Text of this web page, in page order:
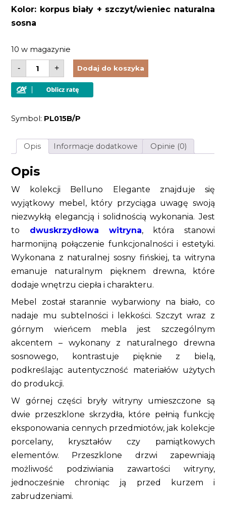
Kolor: korpus biały + szczyt/wieniec naturalna
sosna
10 w magazynie
-
ilość
Witryna
drewniana
2-
drzwiowa
sosna
biały
+ Dodaj do koszyka
Symbol: PL015B/P
Opis Informacje dodatkowe Opinie (0)
Opis
W kolekcji Belluno Elegante znajduje się
wyjątkowy mebel, który przyciąga uwagę swoją
niezwykłą elegancją i solidnością wykonania. Jest
to dwuskrzydłowa witryna, która stanowi
harmonijną połączenie funkcjonalności i estetyki.
Wykonana z naturalnej sosny fińskiej, ta witryna
emanuje naturalnym pięknem drewna, które
dodaje wnętrzu ciepła i charakteru.
Mebel został starannie wybarwiony na biało, co
nadaje mu subtelności i lekkości. Szczyt wraz z
górnym wieńcem mebla jest szczególnym
akcentem – wykonany z naturalnego drewna
sosnowego, kontrastuje pięknie z bielą,
podkreślając autentyczność materiałów użytych
do produkcji.
W górnej części bryły witryny umieszczone są
dwie przeszklone skrzydła, które pełnią funkcję
eksponowania cennych przedmiotów, jak kolekcje
porcelany, kryształów czy pamiątkowych
elementów. Przeszklone drzwi zapewniają
możliwość podziwiania zawartości witryny,
jednocześnie chroniąc ją przed kurzem i
zabrudzeniami.